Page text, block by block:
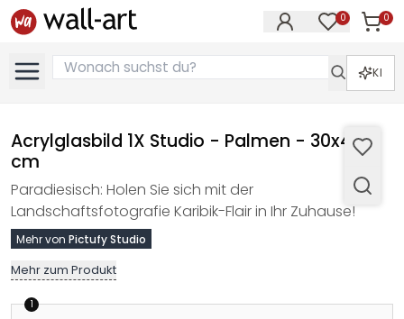
0 0
KI
Acrylglasbild 1X Studio - Palmen - 30x45
cm
Paradiesisch: Holen Sie sich mit der
Landschaftsfotografie Karibik-Flair in Ihr Zuhause!
Mehr von Pictufy Studio
Mehr zum Produkt
1